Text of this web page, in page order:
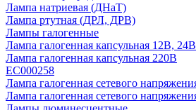
Лампа натриевая (ДНаТ)
Лампа ртутная (ДРЛ, ДРВ)
Лампы галогенные
Лампа галогенная капсульная 12В, 24В
Лампа галогенная капсульная 220В
EC000258
Лампа галогенная сетевого
Лампа галогенная сетевого